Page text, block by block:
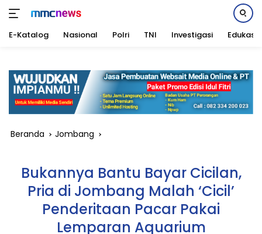
konten
E-Katalog Nasional Polri TNI Investigasi Edukasi
Beranda Jombang
Bukannya Bantu Bayar Cicilan,
Pria di Jombang Malah ‘Cicil’
Penderitaan Pacar Pakai
Lemparan Aquarium